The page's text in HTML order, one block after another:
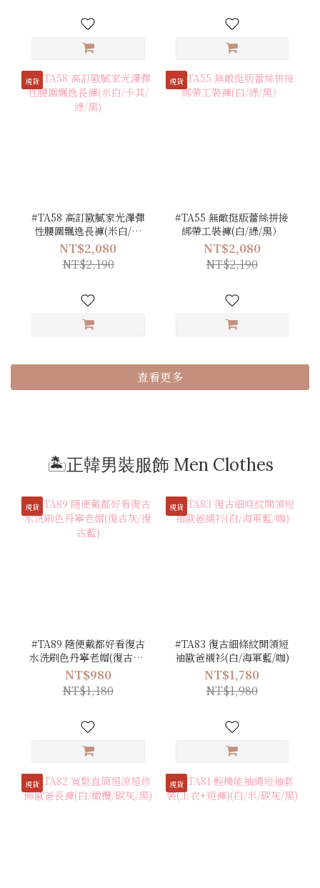
現貨
#TA58 高訂歐膩家光澤彈
性腰圍飄逸長褲(米白/卡
其/綠/黑)
NT$2,080
NT$2,190
現貨
#TA55 無敵挺版蕾絲拼接
綁帶工裝褲(白/綠/黑）
NT$2,080
NT$2,190
查看更多
🏝️正韓男裝服飾 Men Clothes
現貨
#TA89 隨便戴都好看復古
水洗刷色丹寧老帽(復古灰/
復古藍)
NT$980
NT$1,180
現貨
#TA83 復古細條紋開領短
袖歐爸襯衫(白/海軍藍/咖)
NT$1,780
NT$1,980
現貨 現貨